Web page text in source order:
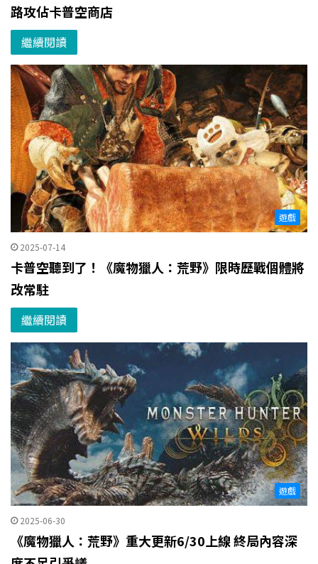
路攻佔卡普空商店
繼續閱讀
遊戲
2025-07-14
卡普空聽到了！《魔物獵人：荒野》限時歷戰個體將
改常駐
繼續閱讀
遊戲
2025-06-30
《魔物獵人：荒野》重大更新6/30上線 終局內容深